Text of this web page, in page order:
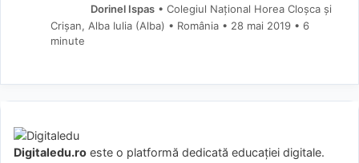
Dorinel Ispas• Colegiul Național Horea Cloșca și
Crișan, Alba Iulia (Alba) • România
28 mai 2019 • 6
minute
Digitaledu.ro este o platformă dedicată educației digitale.